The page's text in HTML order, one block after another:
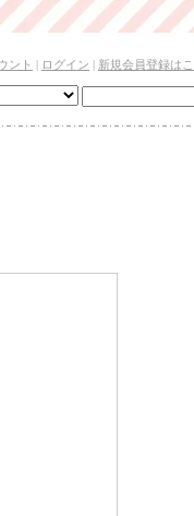
ント | ログイン | 新規会員登録は